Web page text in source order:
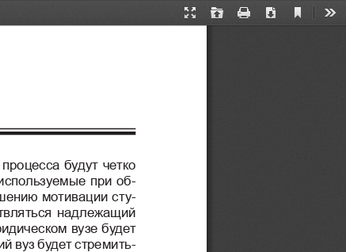
Presentation
Open Print Download
Current
будут четко
при об-
мотивации сту-
надлежащий
вузе будет
вуз будет стремить-